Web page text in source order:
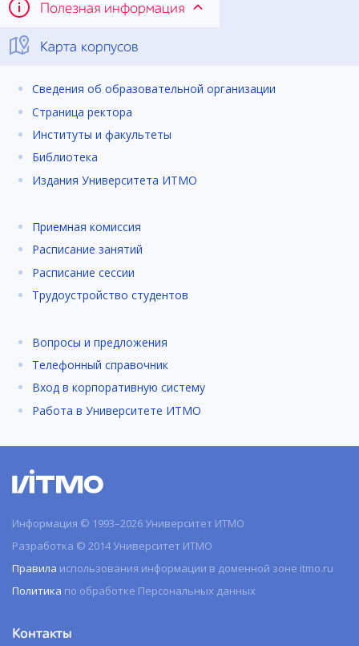
Полезная информация
Карта корпусов
Сведения об образовательной организации
Страница ректора
Институты и факультеты
Библиотека
Издания Университета ИТМО
Приемная комиссия
Расписание занятий
Расписание сессии
Трудоустройство студентов
Вопросы и предложения
Телефонный справочник
Вход в корпоративную систему
Работа в Университете ИТМО
Информация © 1993–2026 Университет ИТМО
Разработка © 2014 Университет ИТМО
Правила использования информации в доменной зоне itmo.ru
Политика по обработке Персональных данных
Контакты